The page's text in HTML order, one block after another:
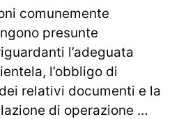
comunemente
presunte
l’adeguata
l’obbligo di
relativi documenti e la
di operazione …